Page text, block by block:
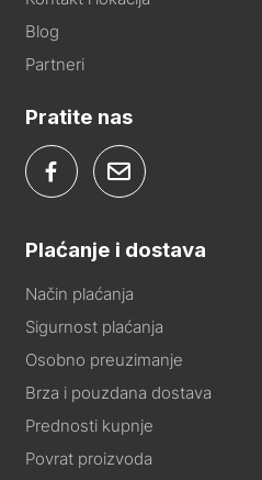
Blog
Partneri
Pratite nas
Plaćanje i dostava
Način plaćanja
Sigurnost plaćanja
Osobno preuzimanje
Brza i pouzdana dostava
Prednosti kupnje
Povrat proizvoda